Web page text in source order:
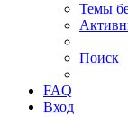
Темы
Поиск
FAQ
Вход